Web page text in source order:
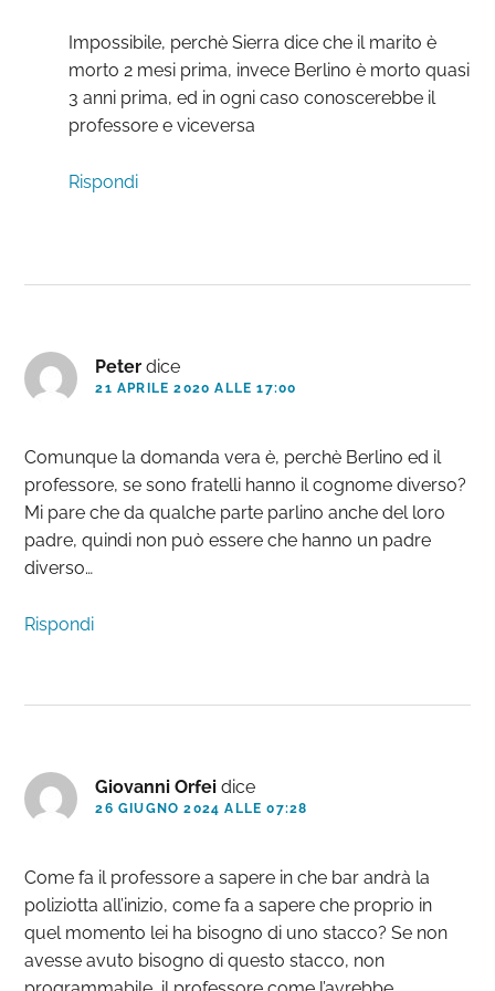
Impossibile, perchè Sierra dice che il marito è
morto 2 mesi prima, invece Berlino è morto quasi
3 anni prima, ed in ogni caso conoscerebbe il
professore e viceversa
Rispondi
Peter dice
21 APRILE 2020 ALLE 17:00
Comunque la domanda vera è, perchè Berlino ed il
professore, se sono fratelli hanno il cognome diverso?
Mi pare che da qualche parte parlino anche del loro
padre, quindi non può essere che hanno un padre
diverso…
Rispondi
Giovanni Orfei dice
26 GIUGNO 2024 ALLE 07:28
Come fa il professore a sapere in che bar andrà la
poliziotta all’inizio, come fa a sapere che proprio in
quel momento lei ha bisogno di uno stacco? Se non
avesse avuto bisogno di questo stacco, non